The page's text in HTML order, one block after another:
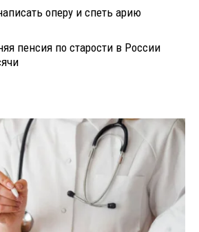
оперу и спеть арию
пенсия по старости в России